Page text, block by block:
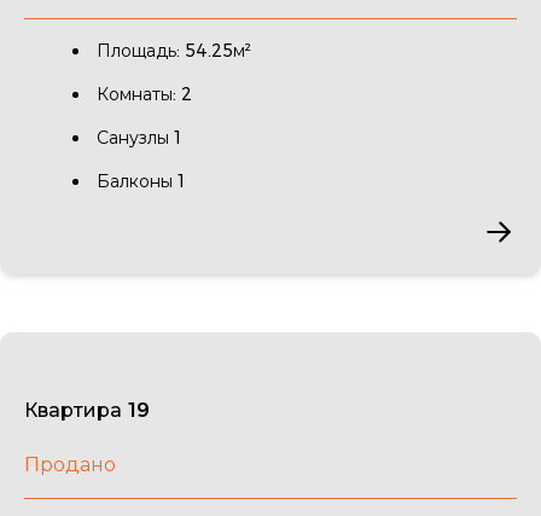
Площадь: 54.25м²
Комнаты: 2
Санузлы 1
Балконы 1
Квартира 19
Продано